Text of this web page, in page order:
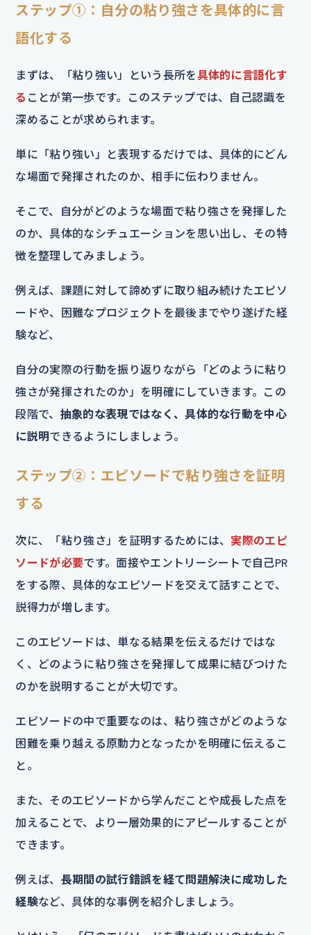
ステップ①：自分の粘り強さを具体的に言
語化する
まずは、「粘り強い」という長所を具体的に言語化す
る ことが第一歩です。このステップでは、自己認識を
深めることが求められます。
単に「粘り強い」と表現するだけでは、具体的にどん
な場面で発揮されたのか、相手に伝わりません。
そこで、自分がどのような場面で粘り強さを発揮した
のか、具体的なシチュエーションを思い出し、その特
徴を整理してみましょう。
例えば、課題に対して諦めずに取り組み続けたエピソ
ードや、困難なプロジェクトを最後までやり遂げた経
験など、
自分の実際の行動を振り返りながら「どのように粘り
強さが発揮されたのか」を明確にしていきます。この
段階で、 抽象的な表現ではなく、具体的な行動を中心
に説明できるようにしましょう。
ステップ②：エピソードで粘り強さを証明
する
次に、「粘り強さ」を証明するためには、 実際のエピ
ソードが必要です。面接やエントリーシートで自己PR
をする際、具体的なエピソードを交えて話すことで、
説得力が増します。
このエピソードは、単なる結果を伝えるだけではな
く、どのように粘り強さを発揮して成果に結びつけた
のかを説明することが大切です。
エピソードの中で重要なのは、粘り強さがどのような
困難を乗り越える原動力となったかを明確に伝えるこ
と。
また、そのエピソードから学んだことや成長した点を
加えることで、より一層効果的にアピールすることが
できます。
例えば、 長期間の試行錯誤を経て問題解決に成功した
経験など、具体的な事例を紹介しましょう。